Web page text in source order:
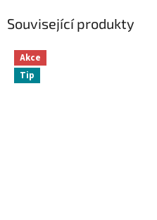
Související produkty
Akce
Tip